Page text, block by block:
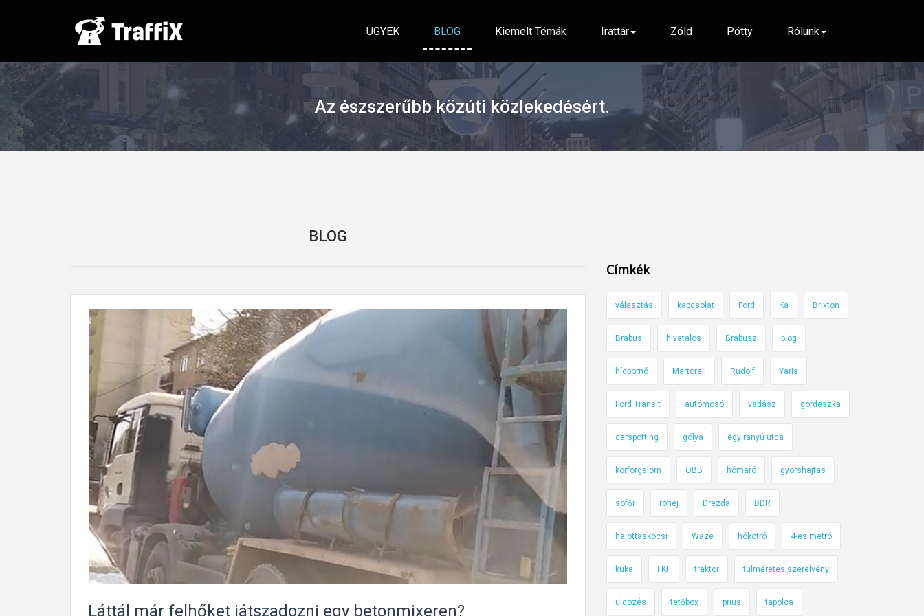
ÜGYEK BLOG Kiemelt Témák Irattár Zöld Pötty Rólunk
Az észszerűbb közúti közlekedésért.
BLOG
Láttál már felhőket játszadozni egy betonmixeren?
Címkék
választás kapcsolat Ford Ka Brixton
Brabus hivatalos Brabusz blog
hídpornó Martorell Rudolf Yaris
Ford Transit autómosó vadász gördeszka
carspotting gólya egyirányú utca
körforgalom OBB hómaró gyorshajtás
sofőr röhej Drezda DDR
halottaskocsi Waze hókotró 4-es metró
kuka FKF traktor túlméretes szerelvény
üldözés tetőbox prius tapolca